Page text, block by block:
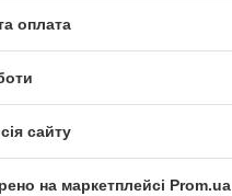
оплата
сайту
на маркетплейсі Prom.ua